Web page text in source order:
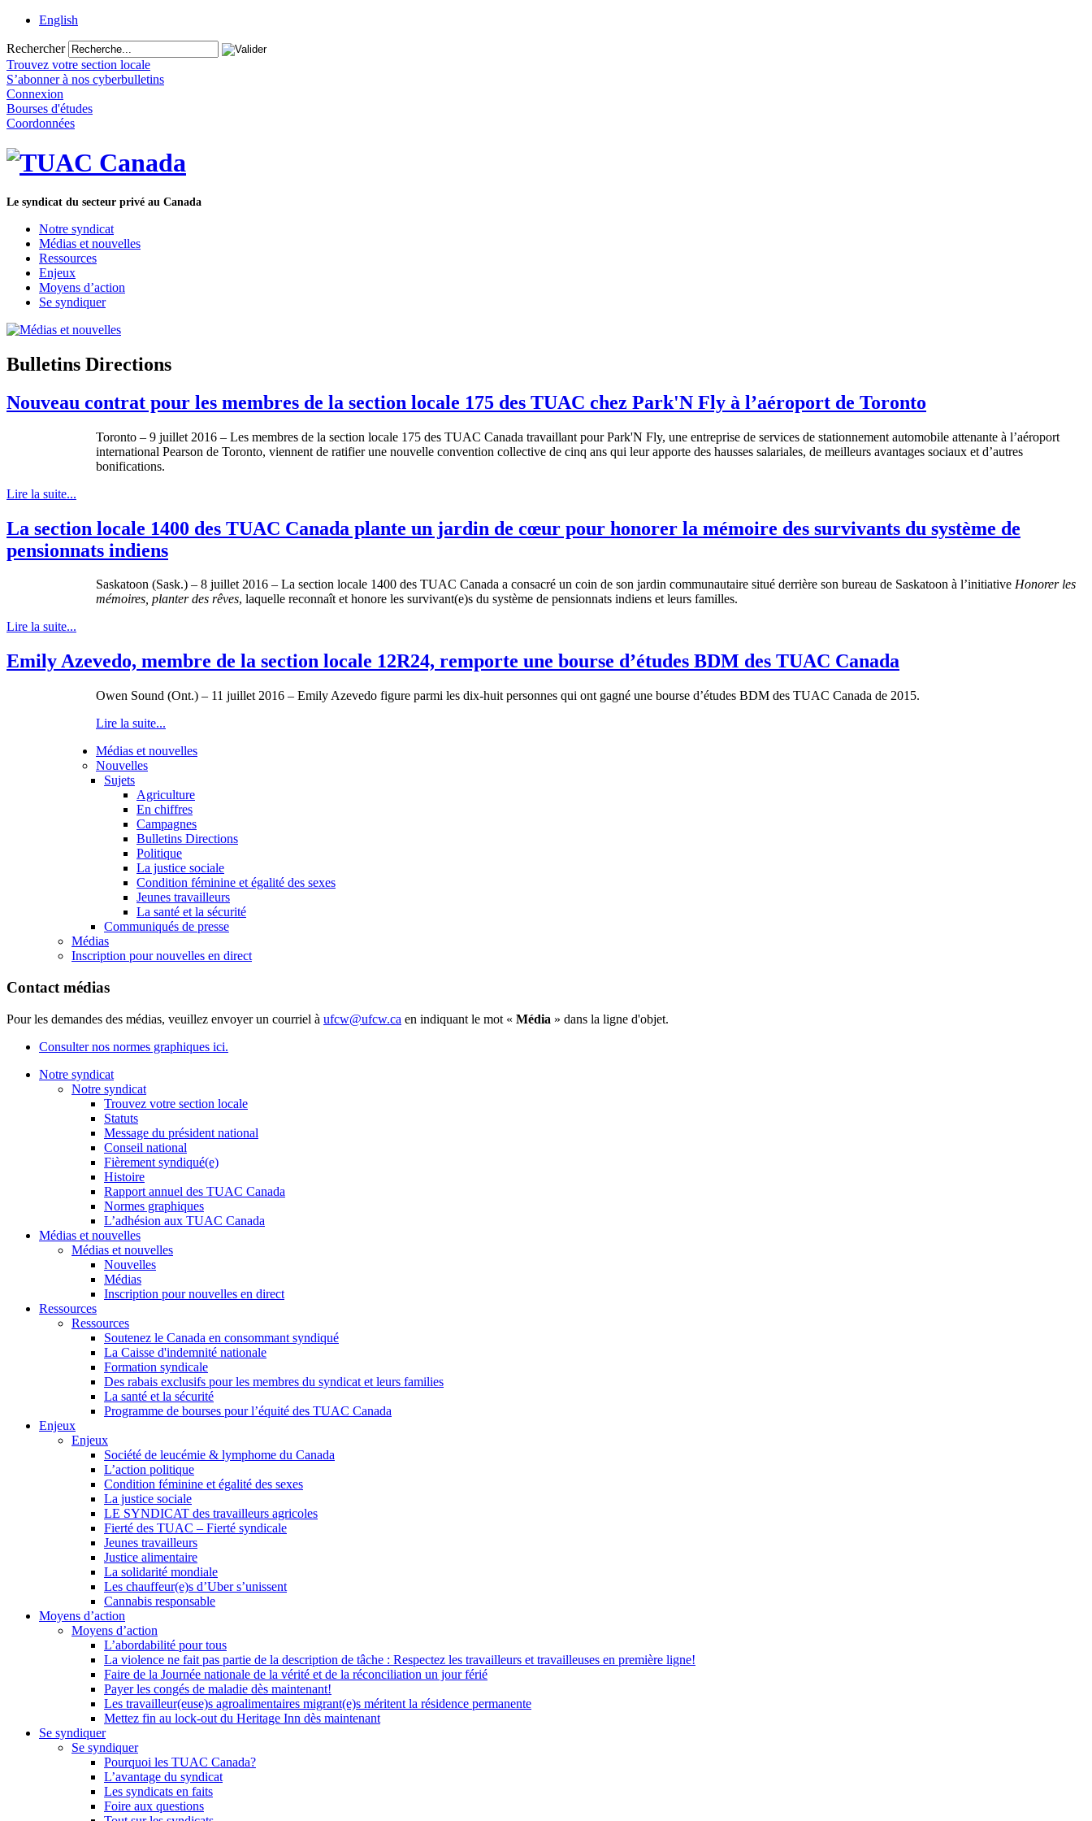
English
Rechercher
Trouvez votre section locale
S’abonner à nos cyberbulletins
Connexion
Bourses d'études
Coordonnées
Le syndicat du secteur privé au Canada
Notre syndicat
Médias et nouvelles
Ressources
Enjeux
Moyens d’action
Se syndiquer
Bulletins Directions
Nouveau contrat pour les membres de la section locale 175 des TUAC chez Park'N Fly à l’aéroport de Toronto
Toronto – 9 juillet 2016 – Les membres de la section locale 175 des TUAC Canada travaillant pour Park'N Fly, une entreprise de services de stationnement automobile attenante à l’aéroport
international Pearson de Toronto, viennent de ratifier une nouvelle convention collective de cinq ans qui leur apporte des hausses salariales, de meilleurs avantages sociaux et d’autres
bonifications.
Lire la suite...
La section locale 1400 des TUAC Canada plante un jardin de cœur pour honorer la mémoire des survivants du système de
pensionnats indiens
Saskatoon (Sask.) – 8 juillet 2016 – La section locale 1400 des TUAC Canada a consacré un coin de son jardin communautaire situé derrière son bureau de Saskatoon à l’initiative Honorer les
mémoires, planter des rêves, laquelle reconnaît et honore les survivant(e)s du système de pensionnats indiens et leurs familles.
Lire la suite...
Emily Azevedo, membre de la section locale 12R24, remporte une bourse d’études BDM des TUAC Canada
Owen Sound (Ont.) – 11 juillet 2016 – Emily Azevedo figure parmi les dix-huit personnes qui ont gagné une bourse d’études BDM des TUAC Canada de 2015.
Lire la suite...
Médias et nouvelles
Nouvelles
Sujets
Agriculture
En chiffres
Campagnes
Bulletins Directions
Politique
La justice sociale
Condition féminine et égalité des sexes
Jeunes travailleurs
La santé et la sécurité
Communiqués de presse
Médias
Inscription pour nouvelles en direct
Contact médias
Pour les demandes des médias, veuillez envoyer un courriel à ufcw@ufcw.ca en indiquant le mot « Média » dans la ligne d'objet.
Consulter nos normes graphiques ici.
Notre syndicat
Notre syndicat
Trouvez votre section locale
Statuts
Message du président national
Conseil national
Fièrement syndiqué(e)
Histoire
Rapport annuel des TUAC Canada
Normes graphiques
L’adhésion aux TUAC Canada
Médias et nouvelles
Médias et nouvelles
Nouvelles
Médias
Inscription pour nouvelles en direct
Ressources
Ressources
Soutenez le Canada en consommant syndiqué
La Caisse d'indemnité nationale
Formation syndicale
Des rabais exclusifs pour les membres du syndicat et leurs families
La santé et la sécurité
Programme de bourses pour l’équité des TUAC Canada
Enjeux
Enjeux
Société de leucémie & lymphome du Canada
L’action politique
Condition féminine et égalité des sexes
La justice sociale
LE SYNDICAT des travailleurs agricoles
Fierté des TUAC – Fierté syndicale
Jeunes travailleurs
Justice alimentaire
La solidarité mondiale
Les chauffeur(e)s d’Uber s’unissent
Cannabis responsable
Moyens d’action
Moyens d’action
L’abordabilité pour tous
La violence ne fait pas partie de la description de tâche : Respectez les travailleurs et travailleuses en première ligne!
Faire de la Journée nationale de la vérité et de la réconciliation un jour férié
Payer les congés de maladie dès maintenant!
Les travailleur(euse)s agroalimentaires migrant(e)s méritent la résidence permanente
Mettez fin au lock-out du Heritage Inn dès maintenant
Se syndiquer
Se syndiquer
Pourquoi les TUAC Canada?
L’avantage du syndicat
Les syndicats en faits
Foire aux questions